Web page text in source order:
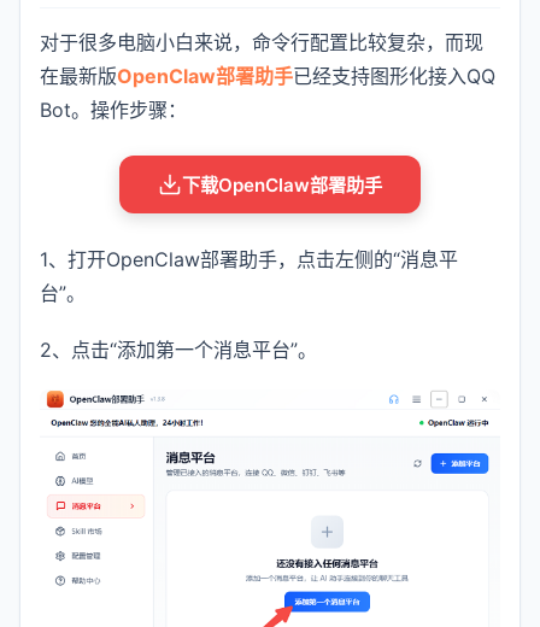
对于很多电脑小白来说，命令行配置比较复杂，而现
在最新版OpenClaw部署助手已经支持图形化接入QQ
Bot。操作步骤：
下载OpenClaw部署助手
1、打开OpenClaw部署助手，点击左侧的“消息平
台”。
2、点击“添加第一个消息平台”。